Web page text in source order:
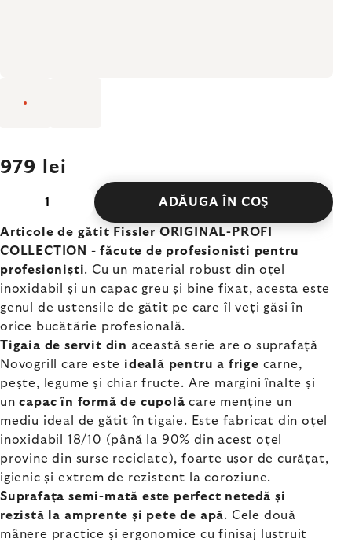
979 lei
ADĂUGA ÎN COŞ
Articole de gătit Fissler ORIGINAL-PROFI
COLLECTION -făcute de profesioniști pentru
profesioniști. Cu un material robust din oțel
inoxidabil și un capac greu și bine fixat, acesta este
genul de ustensile de gătit pe care îl veți găsi în
orice bucătărie profesională.
Tigaia de servit din această serie are o suprafață
Novogrill care este ideală pentru a frige carne,
pește, legume și chiar fructe. Are margini înalte și
uncapac în formă de cupolă care menține un
mediu ideal de gătit în tigaie. Este fabricat din oțel
inoxidabil 18/10 (până la 90% din acest oțel
provine din surse reciclate), foarte ușor de curățat,
igienic și extrem de rezistent la coroziune.
Suprafața semi-mată este perfect netedă și
rezistă la amprente și pete de apă. Cele două
mânere practice și ergonomice cu finisaj lustruit